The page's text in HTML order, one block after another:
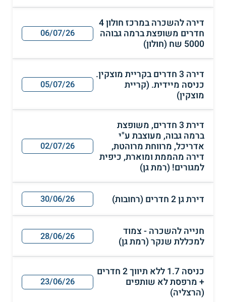
דירה להשכרה במרכז חולון 4
חדרים משופצת ברמה גבוהה
5000 שח (חולון)
06/07/26
דירה 3 חדרים בקריית מוצקין.
כניסה מיידית. (קריית
מוצקין)
05/07/26
דירת 3 חדרים, משופצת
ברמה גבוה, מעוצבת ע"י
אדריכל, מרווחת מרוהטת,
דירה מהממת ומוארת, כיפית
למגורים! (רמת גן)
02/07/26
דירת גן 2 חדרים (רחובות) 30/06/26
חנייה להשכרה - צמוד
למכללת שנקר (רמת גן)
28/06/26
כניסה 1.7 ללא תיווך 2 חדרים
+ מרפסת לא שותפים
(הרצליה)
23/06/26